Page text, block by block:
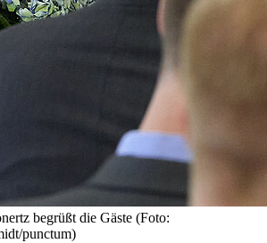
begrüßt die Gäste (Foto:
punctum)